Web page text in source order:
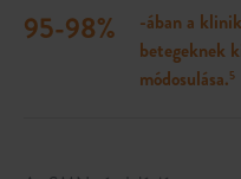
95-98%
-ában a
betegeknek
módosulása.5